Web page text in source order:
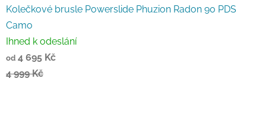
Kolečkové brusle Powerslide Phuzion Radon 90 PDS
Camo
Ihned k odeslání
od 4 695 Kč
4 999 Kč